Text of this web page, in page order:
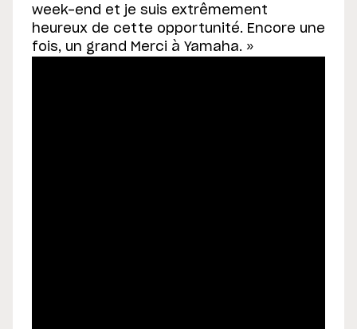
week-end et je suis extrêmement
heureux de cette opportunité. Encore une
fois, un grand Merci à Yamaha. »